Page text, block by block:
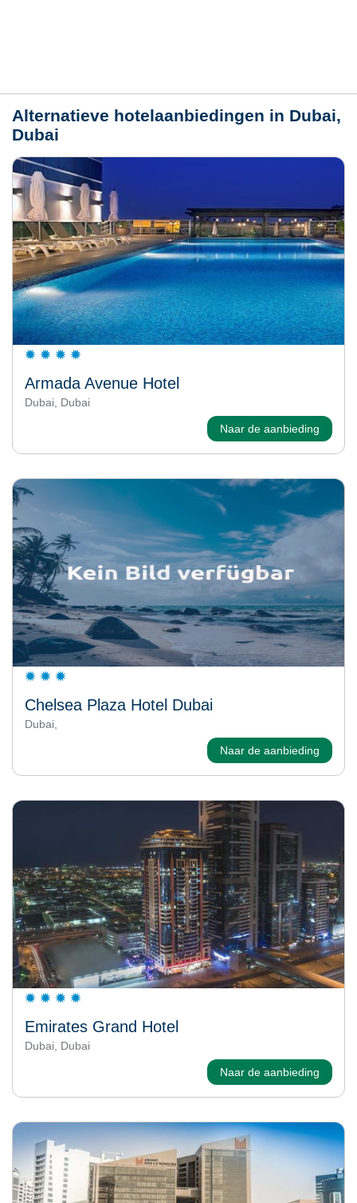
Alternatieve hotelaanbiedingen in Dubai,
Dubai
Armada Avenue Hotel
Dubai, Dubai
Naar de aanbieding
Chelsea Plaza Hotel Dubai
Dubai,
Naar de aanbieding
Emirates Grand Hotel
Dubai, Dubai
Naar de aanbieding